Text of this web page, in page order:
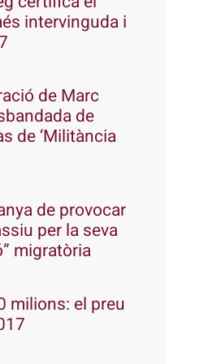
intervinguda i
de Marc
de
de ‘Militància
de provocar
per la seva
migratòria
milions: el preu